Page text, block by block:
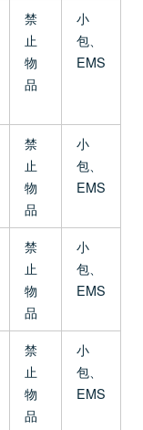
禁
止
物
品
小
包、
EMS
禁
止
物
品
小
包、
EMS
禁
止
物
品
小
包、
EMS
禁
止
物
品
小
包、
EMS